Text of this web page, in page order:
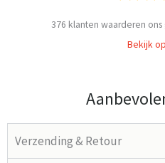
376 klanten waarderen
Bekijk
Verzending & Retour